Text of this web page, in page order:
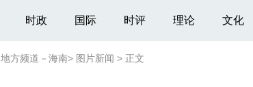
时政 国际 时评 理论 文化
地方频道－海南> 图片新闻 > 正文